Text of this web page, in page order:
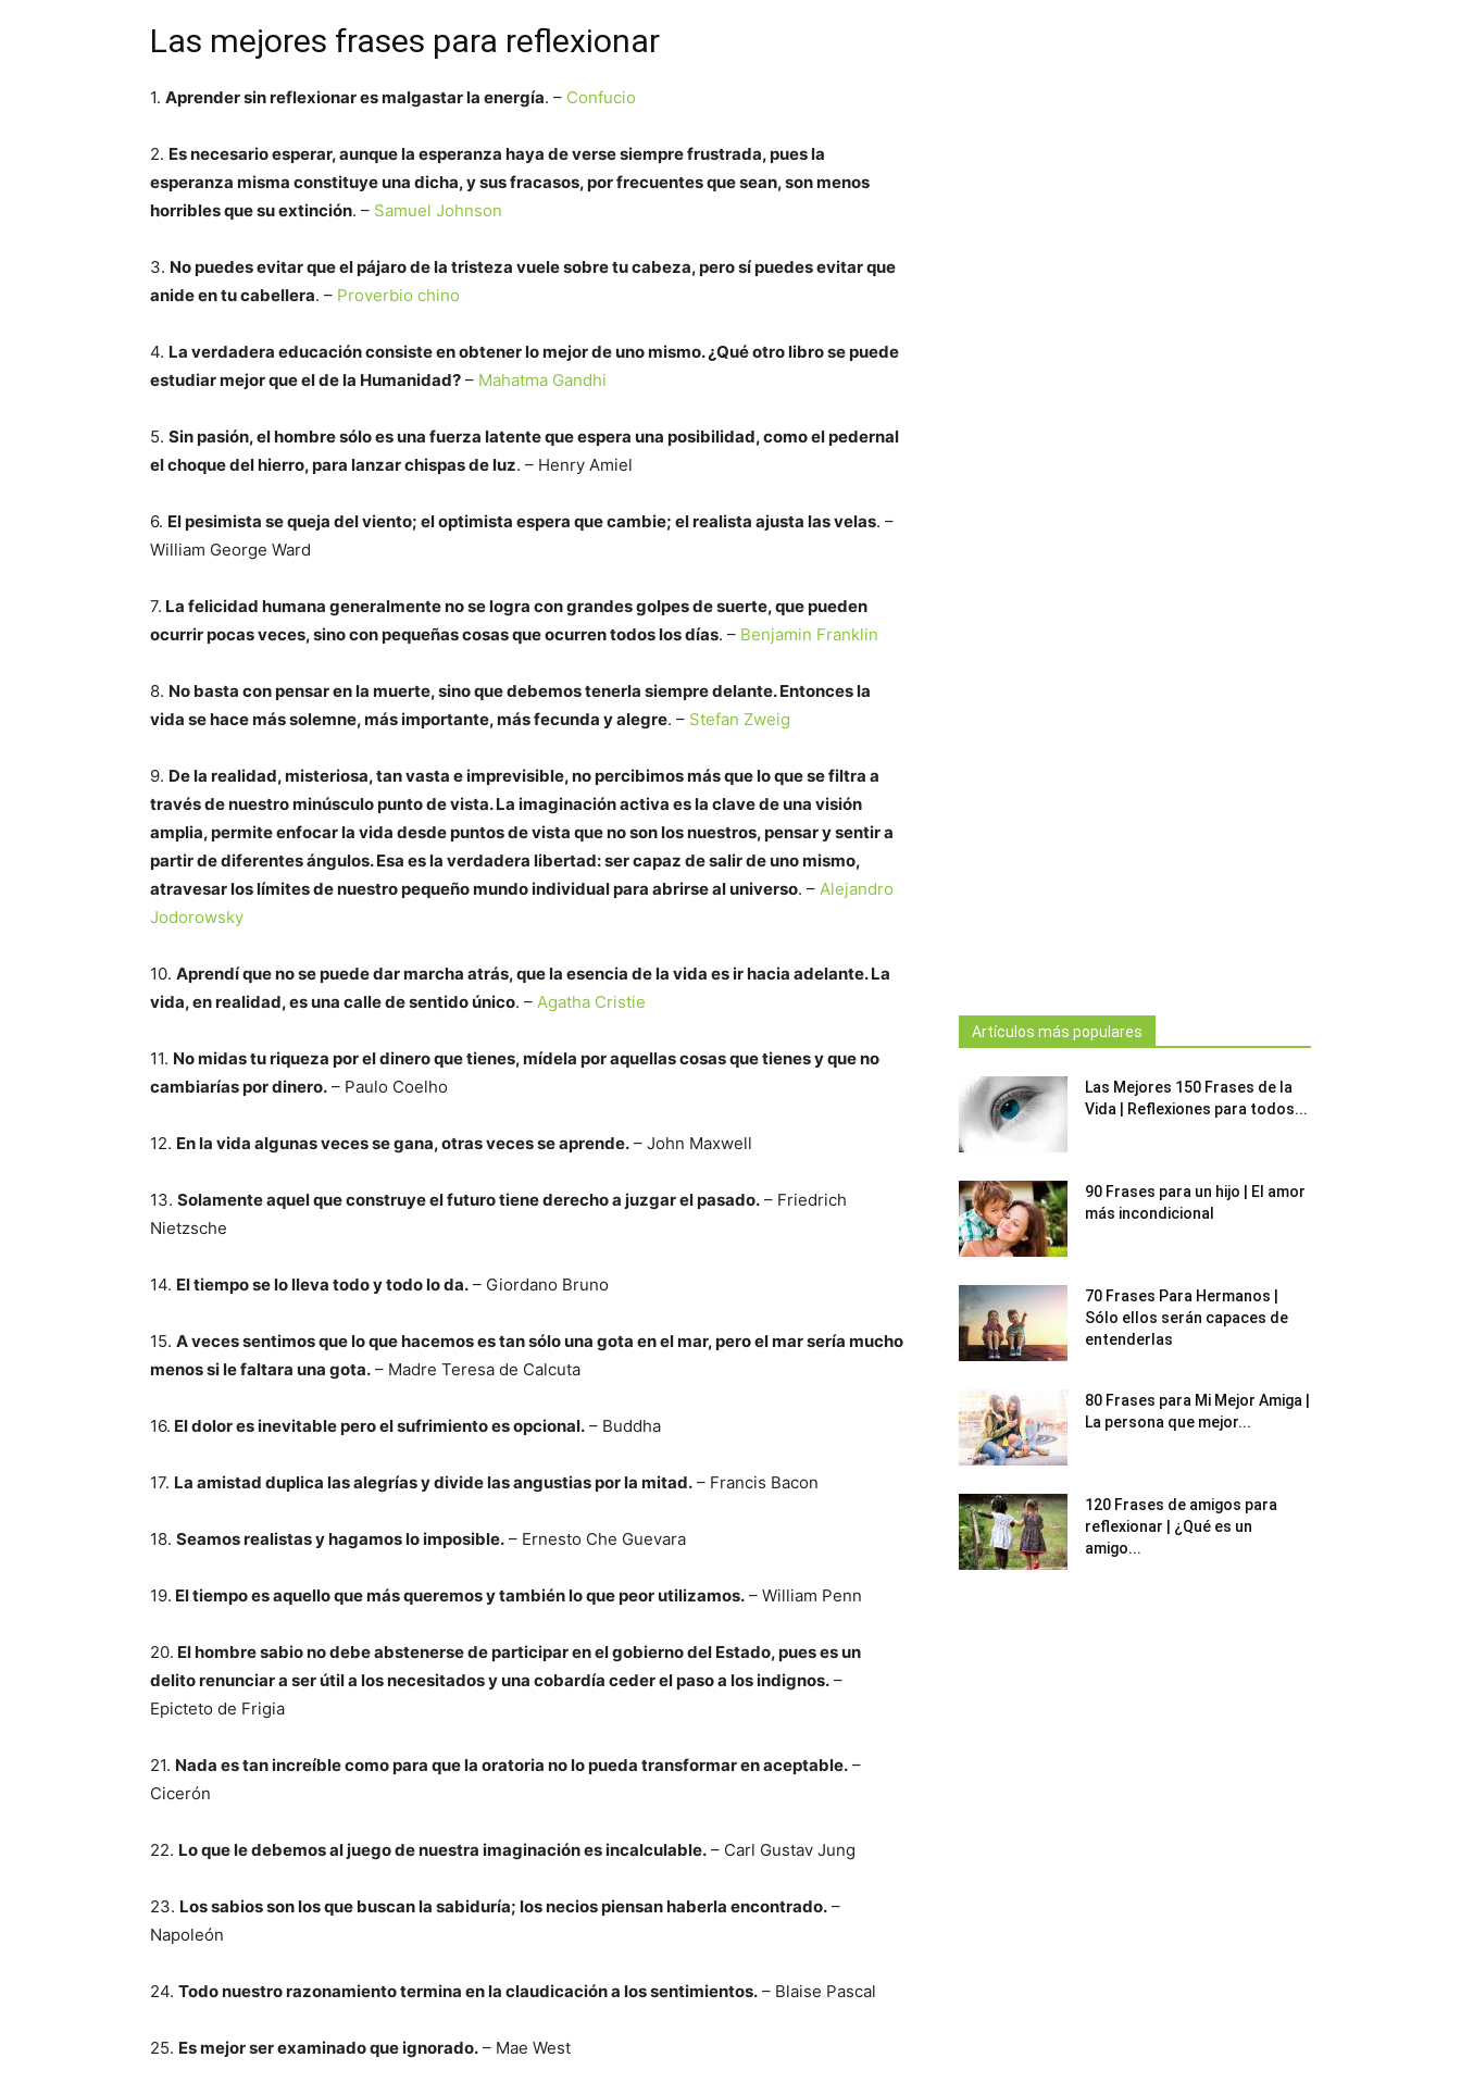
Las mejores frases para reflexionar
1. Aprender sin reflexionar es malgastar la energía. – Confucio
2. Es necesario esperar, aunque la esperanza haya de verse siempre frustrada, pues la
esperanza misma constituye una dicha, y sus fracasos, por frecuentes que sean, son menos
horribles que su extinción. – Samuel Johnson
3. No puedes evitar que el pájaro de la tristeza vuele sobre tu cabeza, pero sí puedes evitar que
anide en tu cabellera. – Proverbio chino
4. La verdadera educación consiste en obtener lo mejor de uno mismo. ¿Qué otro libro se puede
estudiar mejor que el de la Humanidad? – Mahatma Gandhi
5. Sin pasión, el hombre sólo es una fuerza latente que espera una posibilidad, como el pedernal
el choque del hierro, para lanzar chispas de luz. – Henry Amiel
6. El pesimista se queja del viento; el optimista espera que cambie; el realista ajusta las velas. –
William George Ward
7. La felicidad humana generalmente no se logra con grandes golpes de suerte, que pueden
ocurrir pocas veces, sino con pequeñas cosas que ocurren todos los días. – Benjamin Franklin
8. No basta con pensar en la muerte, sino que debemos tenerla siempre delante. Entonces la
vida se hace más solemne, más importante, más fecunda y alegre. – Stefan Zweig
9. De la realidad, misteriosa, tan vasta e imprevisible, no percibimos más que lo que se filtra a
través de nuestro minúsculo punto de vista. La imaginación activa es la clave de una visión
amplia, permite enfocar la vida desde puntos de vista que no son los nuestros, pensar y sentir a
partir de diferentes ángulos. Esa es la verdadera libertad: ser capaz de salir de uno mismo,
atravesar los límites de nuestro pequeño mundo individual para abrirse al universo. – Alejandro
Jodorowsky
10. Aprendí que no se puede dar marcha atrás, que la esencia de la vida es ir hacia adelante. La
vida, en realidad, es una calle de sentido único. – Agatha Cristie
11. No midas tu riqueza por el dinero que tienes, mídela por aquellas cosas que tienes y que no
cambiarías por dinero. – Paulo Coelho
12. En la vida algunas veces se gana, otras veces se aprende. – John Maxwell
13. Solamente aquel que construye el futuro tiene derecho a juzgar el pasado. – Friedrich
Nietzsche
14. El tiempo se lo lleva todo y todo lo da. – Giordano Bruno
15. A veces sentimos que lo que hacemos es tan sólo una gota en el mar, pero el mar sería mucho
menos si le faltara una gota. – Madre Teresa de Calcuta
16. El dolor es inevitable pero el sufrimiento es opcional. – Buddha
17. La amistad duplica las alegrías y divide las angustias por la mitad. – Francis Bacon
18. Seamos realistas y hagamos lo imposible. – Ernesto Che Guevara
19. El tiempo es aquello que más queremos y también lo que peor utilizamos. – William Penn
20. El hombre sabio no debe abstenerse de participar en el gobierno del Estado, pues es un
delito renunciar a ser útil a los necesitados y una cobardía ceder el paso a los indignos. –
Epicteto de Frigia
21. Nada es tan increíble como para que la oratoria no lo pueda transformar en aceptable. –
Cicerón
22. Lo que le debemos al juego de nuestra imaginación es incalculable. – Carl Gustav Jung
23. Los sabios son los que buscan la sabiduría; los necios piensan haberla encontrado. –
Napoleón
24. Todo nuestro razonamiento termina en la claudicación a los sentimientos. – Blaise Pascal
25. Es mejor ser examinado que ignorado. – Mae West
Artículos más populares
Las Mejores 150 Frases de la
Vida | Reflexiones para todos...
90 Frases para un hijo | El amor
más incondicional
70 Frases Para Hermanos |
Sólo ellos serán capaces de
entenderlas
80 Frases para Mi Mejor Amiga |
La persona que mejor...
120 Frases de amigos para
reflexionar | ¿Qué es un
amigo...